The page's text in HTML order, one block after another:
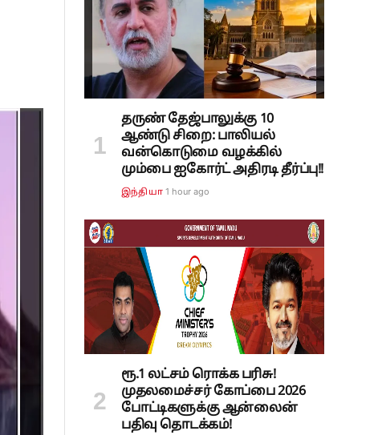
தருண் தேஜ்பாலுக்கு 10
ஆண்டு சிறை: பாலியல்
வன்கொடுமை வழக்கில்
மும்பை ஐகோர்ட் அதிரடி தீர்ப்பு!!
இந்தியா 1 hour ago
ரூ.1 லட்சம் ரொக்க பரிசு!
முதலமைச்சர் கோப்பை 2026
போட்டிகளுக்கு ஆன்லைன்
பதிவு தொடக்கம்!